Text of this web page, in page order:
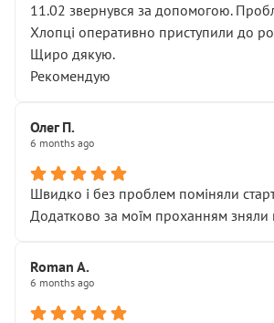
11.02 звернувся за допомогою.
Хлопці оперативно приступили до
Щиро дякую.
Рекомендую
Олег П.
6 months ago
Швидко і без проблем поміняли
Додатково за моїм проханням зняли
Roman A.
6 months ago